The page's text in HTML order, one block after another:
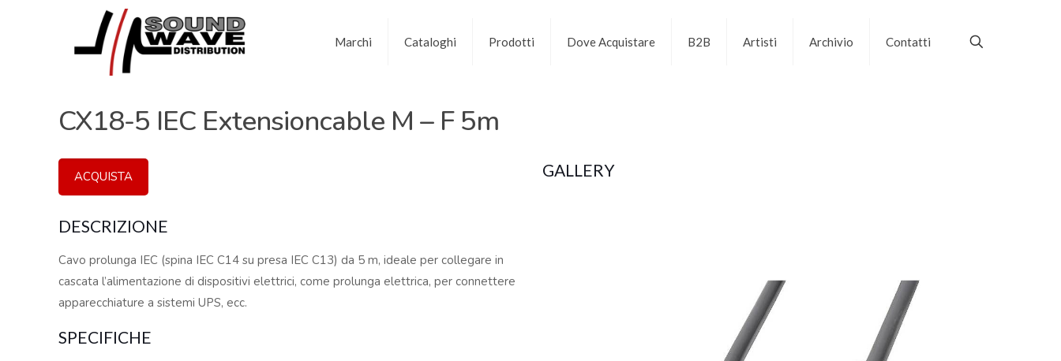
Marchi Cataloghi Prodotti Dove Acquistare B2B Artisti Archivio Contatti
CX18-5 IEC Extensioncable M – F 5m
ACQUISTA
DESCRIZIONE
Cavo prolunga IEC (spina IEC C14 su presa IEC C13) da 5 m, ideale per collegare in
cascata l’alimentazione di dispositivi elettrici, come prolunga elettrica, per connettere
apparecchiature a sistemi UPS, ecc.
SPECIFICHE
GALLERY